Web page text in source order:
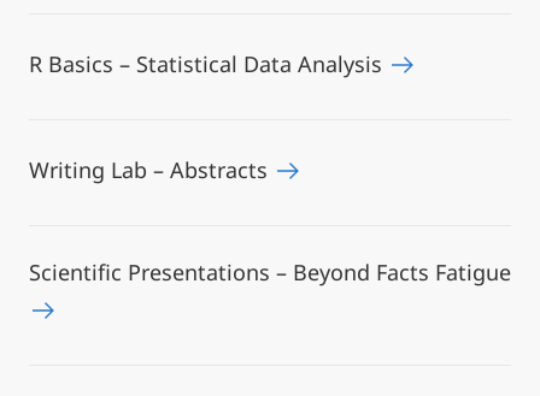
R Basics – Statistical Data Analysis
Writing Lab – Abstracts
Scientific Presentations – Beyond Facts Fatigue